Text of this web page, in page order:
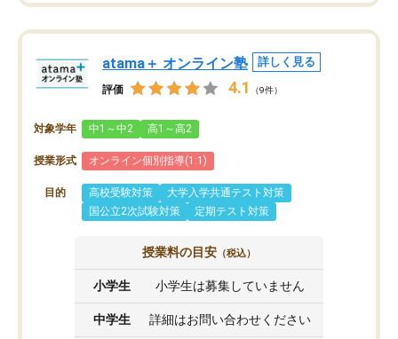
atama＋ オンライン塾 詳しく見る
評価 4.1 （9件）
対象学年 中1～中2 高1～高2
授業形式 オンライン個別指導(1:1)
目的 高校受験対策
大学入学共通テスト対策
国公立2次試験対策
定期テスト対策
授業料の目安 （税込）
小学生 小学生は募集していません
中学生 詳細はお問い合わせください